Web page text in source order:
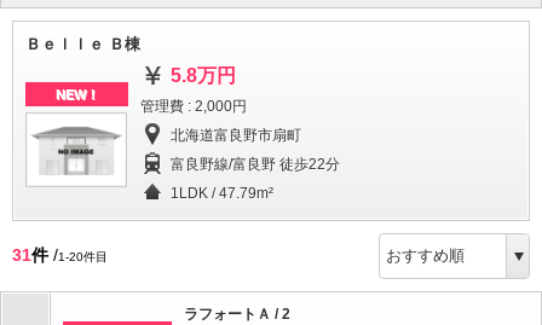
Ｂｅｌｌｅ Ｂ棟
NEW！
5.8万円
管理費 : 2,000円
北海道富良野市扇町
富良野線/富良野 徒歩22分
1LDK / 47.79m²
31件/1-20件目
ラフォートＡ / 2